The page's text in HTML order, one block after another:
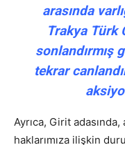
arasında
Trakya Türk
sonlandırmış
tekrar
Ayrıca, Girit
haklarımıza ilişkin